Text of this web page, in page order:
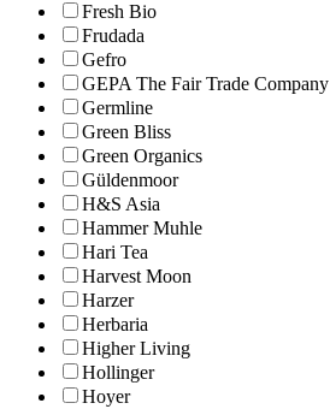
Fresh Bio
Frudada
Gefro
GEPA The Fair Trade Company
Germline
Green Bliss
Green Organics
Güldenmoor
H&S Asia
Hammer Muhle
Hari Tea
Harvest Moon
Harzer
Herbaria
Higher Living
Hollinger
Hoyer